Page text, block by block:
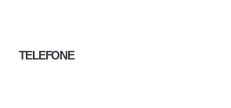
TELEFONE